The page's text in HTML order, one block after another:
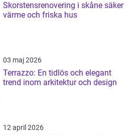
Skorstensrenovering i skåne säker
värme och friska hus
03 maj 2026
Terrazzo: En tidlös och elegant
trend inom arkitektur och design
12 april 2026